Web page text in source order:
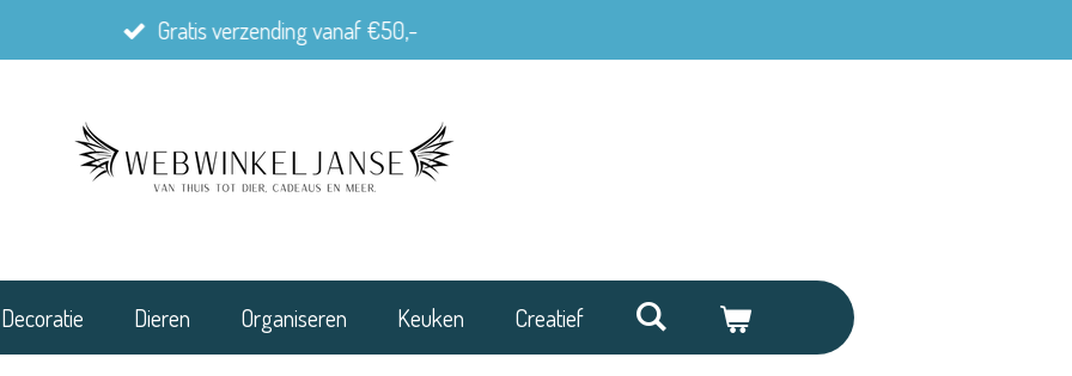
Gratis verzending vanaf €50,-
Decoratie Dieren Organiseren Keuken Creatief